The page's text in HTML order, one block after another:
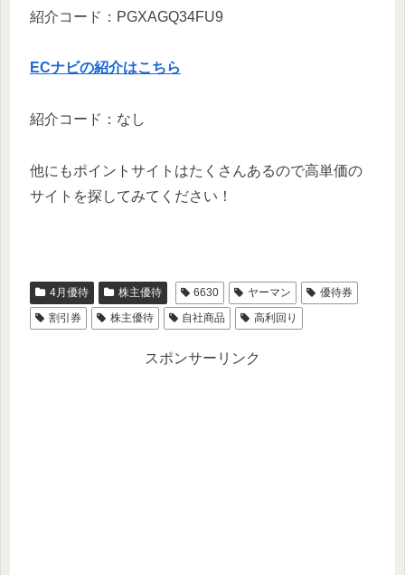
紹介コード：PGXAGQ34FU9
ECナビの紹介はこちら
紹介コード：なし
他にもポイントサイトはたくさんあるので高単価の
サイトを探してみてください！
4月優待 株主優待 6630 ヤーマン
優待券
割引券
株主優待 自社商品 高利回り
スポンサーリンク